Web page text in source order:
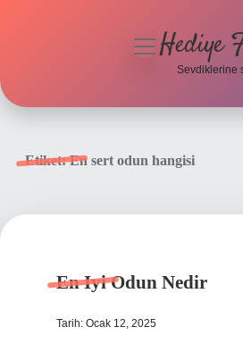
menüyüHediye
Sevdiklerine
Etiket:En sert odun hangisi
En Iyi Odun Nedir
Tarih: Ocak 12, 2025